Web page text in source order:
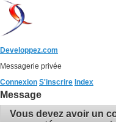
Developpez.com
Messagerie privée
Connexion S'inscrire Index
Message
Vous devez avoir un